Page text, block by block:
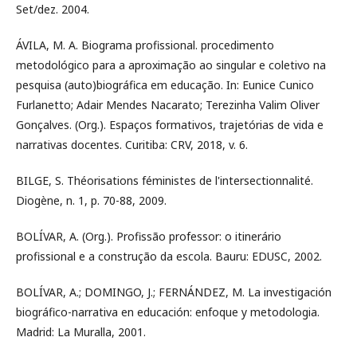
Set/dez. 2004.
ÁVILA, M. A. Biograma profissional. procedimento
metodológico para a aproximação ao singular e coletivo na
pesquisa (auto)biográfica em educação. In: Eunice Cunico
Furlanetto; Adair Mendes Nacarato; Terezinha Valim Oliver
Gonçalves. (Org.). Espaços formativos, trajetórias de vida e
narrativas docentes. Curitiba: CRV, 2018, v. 6.
BILGE, S. Théorisations féministes de l'intersectionnalité.
Diogène, n. 1, p. 70-88, 2009.
BOLÍVAR, A. (Org.). Profissão professor: o itinerário
profissional e a construção da escola. Bauru: EDUSC, 2002.
BOLÍVAR, A.; DOMINGO, J.; FERNÁNDEZ, M. La investigación
biográfico-narrativa en educación: enfoque y metodologia.
Madrid: La Muralla, 2001.